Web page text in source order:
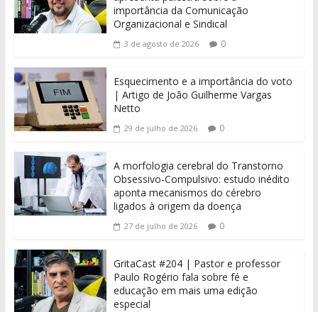
importância da Comunicação
Organizacional e Sindical
3 de agosto de 2026 0
Esquecimento e a importância do voto
| Artigo de João Guilherme Vargas
Netto
29 de julho de 2026 0
A morfologia cerebral do Transtorno
Obsessivo-Compulsivo: estudo inédito
aponta mecanismos do cérebro
ligados à origem da doença
27 de julho de 2026 0
GritaCast #204 | Pastor e professor
Paulo Rogério fala sobre fé e
educação em mais uma edição
especial